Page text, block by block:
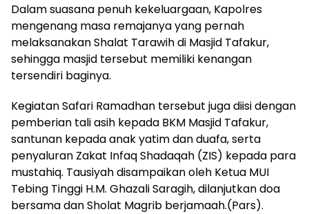
Dalam suasana penuh kekeluargaan, Kapolres
mengenang masa remajanya yang pernah
melaksanakan Shalat Tarawih di Masjid Tafakur,
sehingga masjid tersebut memiliki kenangan
tersendiri baginya.
Kegiatan Safari Ramadhan tersebut juga diisi dengan
pemberian tali asih kepada BKM Masjid Tafakur,
santunan kepada anak yatim dan duafa, serta
penyaluran Zakat Infaq Shadaqah (ZIS) kepada para
mustahiq. Tausiyah disampaikan oleh Ketua MUI
Tebing Tinggi H.M. Ghazali Saragih, dilanjutkan doa
bersama dan Sholat Magrib berjamaah.(Pars).